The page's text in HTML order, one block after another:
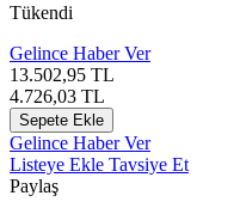
Tükendi
Gelince Haber Ver
13.502,95 TL
4.726,03 TL
Sepete Ekle
Gelince Haber Ver
Listeye Ekle Tavsiye Et
Paylaş